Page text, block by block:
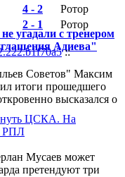
угадали с тренером
Адиева"
Советов" Максим
итоги прошедшего
высказался о
4 - 2
Ротор
2 - 1 Ротор
::
Мусаев может
претендуют три